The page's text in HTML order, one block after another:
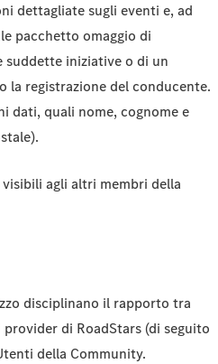
dettagliate sugli eventi e, ad
pacchetto omaggio di
suddette iniziative o di un
la registrazione del conducente.
dati, quali nome, cognome e
agli altri membri della
disciplinano il rapporto tra
di RoadStars (di seguito
della Community.